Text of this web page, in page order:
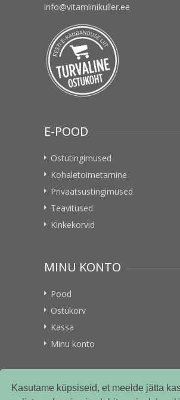
Kasutame küpsiseid, et meelde jätta
info@vitamiinikuller.ee
E-POOD
Ostutingimused
Kohaletoimetamine
Privaatsustingimused
Teavitused
Kinkekorvid
MINU KONTO
Pood
Ostukorv
Kassa
Minu konto
VITAMIINIKULLER.EE